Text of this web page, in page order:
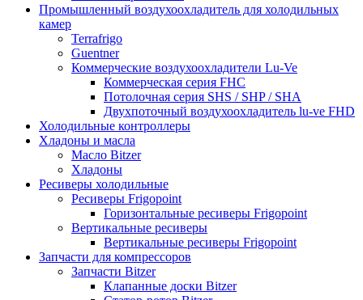
Промышленный воздухоохладитель для холодильных
камер
Terrafrigo
Guentner
Коммерческие воздухоохладители Lu-Ve
Коммерческая серия FHC
Потолочная серия SHS / SHP / SHA
Двухпоточный воздухоохладитель lu-ve FHD
Холодильные контроллеры
Хладоны и масла
Масло Bitzer
Хладоны
Ресиверы холодильные
Ресиверы Frigopoint
Горизонтальные ресиверы Frigopoint
Вертикальные ресиверы
Вертикальные ресиверы Frigopoint
Запчасти для компрессоров
Запчасти Bitzer
Клапанные доски Bitzer